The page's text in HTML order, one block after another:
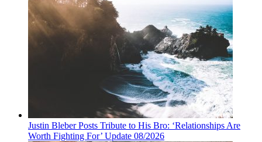
Justin Bleber Posts Tribute to His Bro: ‘Relationships Are
Worth Fighting For’ Update 08/2026